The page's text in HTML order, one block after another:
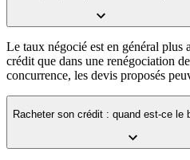
Le taux négocié est en général plus
crédit que dans une renégociation
concurrence, les devis proposés
Racheter son crédit : quand est-ce le